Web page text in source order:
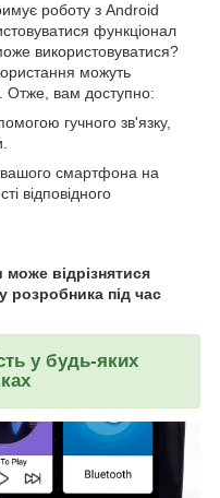
роботу з Android
функціонал
використовуватися?
можуть
вам доступно:
гучного зв'язку,
смартфона на
відповідного
відрізнятися
розробника під час
у будь-яких